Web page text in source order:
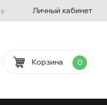
Личный кабинет
Корзина 0